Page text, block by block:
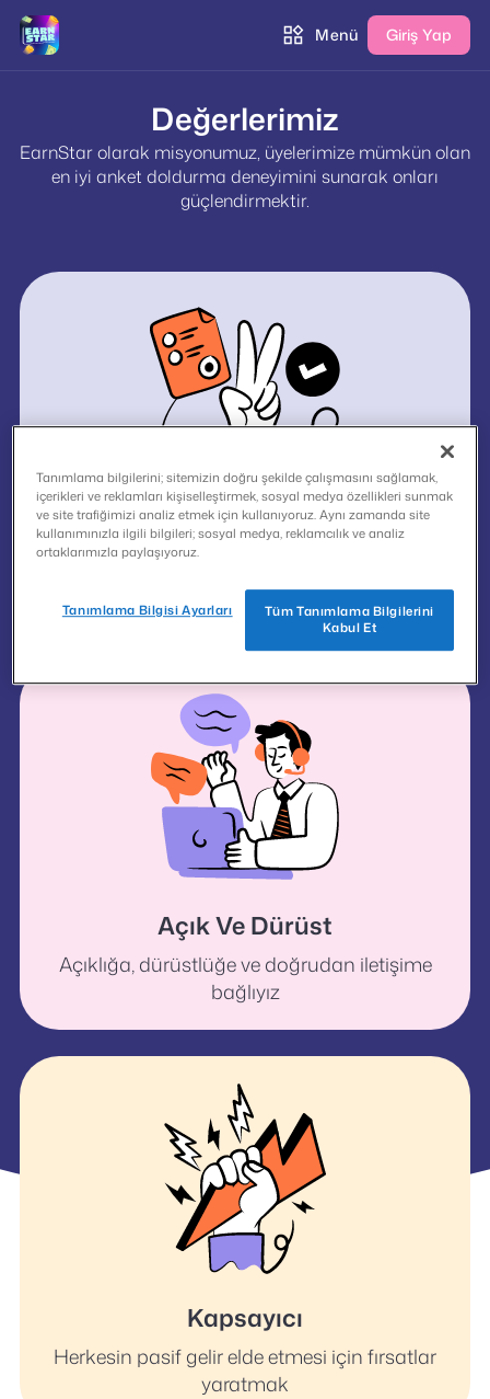
Menü Giriş Yap
Değerlerimiz
EarnStar olarak misyonumuz, üyelerimize mümkün olan
en iyi anket doldurma deneyimini sunarak onları
güçlendirmektir.
Destekleyici
ulaşmalarını sağlamak.
Açık Ve Dürüst
Açıklığa, dürüstlüğe ve doğrudan iletişime
bağlıyız
Kapsayıcı
Herkesin pasif gelir elde etmesi için fırsatlar
yaratmak
Tanımlama bilgilerini; sitemizin doğru şekilde çalışmasını sağlamak,
içerikleri ve reklamları kişiselleştirmek, sosyal medya özellikleri sunmak
ve site trafiğimizi analiz etmek için kullanıyoruz. Aynı zamanda site
kullanımınızla ilgili bilgileri; sosyal medya, reklamcılık ve analiz
ortaklarımızla paylaşıyoruz.
Tanımlama Bilgisi Ayarları
Tüm Tanımlama Bilgilerini
Kabul Et